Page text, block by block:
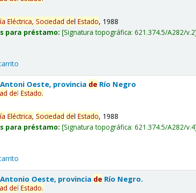
Eléctrica, Sociedad delEstado, 1988
para préstamo: Signatura topográfica:621.374.5/A282/v.2
Oeste, provincia de Río Negro
delEstado.
Eléctrica, Sociedad delEstado, 1988
para préstamo: Signatura topográfica:621.374.5/A282/v.4
Oeste, provincia de Río Negro.
delEstado.